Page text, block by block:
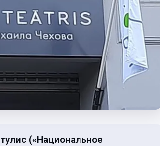
(«Национальное